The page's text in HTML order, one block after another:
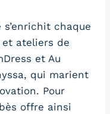
chaque
et ateliers de
et Au
qui marient
Pour
offre ainsi